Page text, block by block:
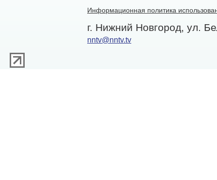
Информационная политика
г. Нижний Новгород, ул.
nntv@nntv.tv